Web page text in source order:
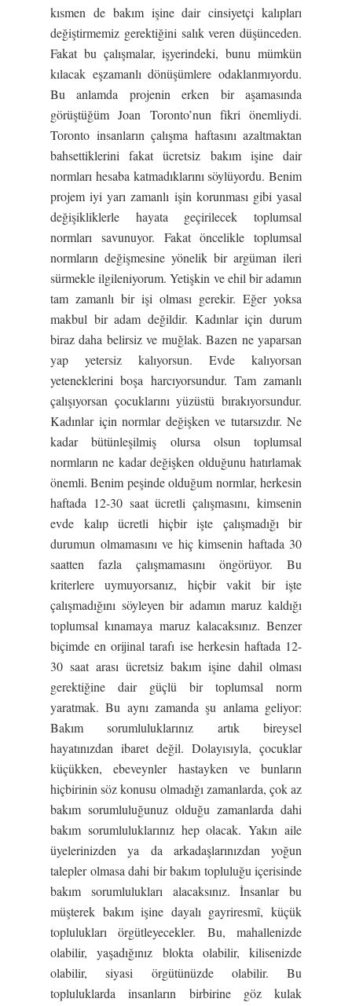
kısmen de bakım işine dair cinsiyetçi kalıpları
değiştirmemiz gerektiğini salık veren düşünceden.
Fakat bu çalışmalar, işyerindeki, bunu mümkün
kılacak eşzamanlı dönüşümlere odaklanmıyordu.
Bu anlamda projenin erken bir aşamasında
görüştüğüm Joan Toronto’nun fikri önemliydi.
Toronto insanların çalışma haftasını azaltmaktan
bahsettiklerini fakat ücretsiz bakım işine dair
normları hesaba katmadıklarını söylüyordu. Benim
projem iyi yarı zamanlı işin korunması gibi yasal
değişikliklerle hayata geçirilecek toplumsal
normları savunuyor. Fakat öncelikle toplumsal
normların değişmesine yönelik bir argüman ileri
sürmekle ilgileniyorum. Yetişkin ve ehil bir adamın
tam zamanlı bir işi olması gerekir. Eğer yoksa
makbul bir adam değildir. Kadınlar için durum
biraz daha belirsiz ve muğlak. Bazen ne yaparsan
yap yetersiz kalıyorsun. Evde kalıyorsan
yeteneklerini boşa harcıyorsundur. Tam zamanlı
çalışıyorsan çocuklarını yüzüstü bırakıyorsundur.
Kadınlar için normlar değişken ve tutarsızdır. Ne
kadar bütünleşilmiş olursa olsun toplumsal
normların ne kadar değişken olduğunu hatırlamak
önemli. Benim peşinde olduğum normlar, herkesin
haftada 12-30 saat ücretli çalışmasını, kimsenin
evde kalıp ücretli hiçbir işte çalışmadığı bir
durumun olmamasını ve hiç kimsenin haftada 30
saatten fazla çalışmamasını öngörüyor. Bu
kriterlere uymuyorsanız, hiçbir vakit bir işte
çalışmadığını söyleyen bir adamın maruz kaldığı
toplumsal kınamaya maruz kalacaksınız. Benzer
biçimde en orijinal tarafı ise herkesin haftada 12-
30 saat arası ücretsiz bakım işine dahil olması
gerektiğine dair güçlü bir toplumsal norm
yaratmak. Bu aynı zamanda şu anlama geliyor:
Bakım sorumluluklarınız artık bireysel
hayatınızdan ibaret değil. Dolayısıyla, çocuklar
küçükken, ebeveynler hastayken ve bunların
hiçbirinin söz konusu olmadığı zamanlarda, çok az
bakım sorumluluğunuz olduğu zamanlarda dahi
bakım sorumluluklarınız hep olacak. Yakın aile
üyelerinizden ya da arkadaşlarınızdan yoğun
talepler olmasa dahi bir bakım topluluğu içerisinde
bakım sorumlulukları alacaksınız. İnsanlar bu
müşterek bakım işine dayalı gayriresmî, küçük
toplulukları örgütleyecekler. Bu, mahallenizde
olabilir, yaşadığınız blokta olabilir, kilisenizde
olabilir, siyasi örgütünüzde olabilir. Bu
topluluklarda insanların birbirine göz kulak